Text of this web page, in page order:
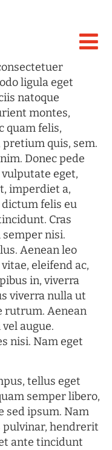
ligula eget
natoque
montes,
quam felis,
quis, sem.
Donec pede
eget,
imperdiet a,
felis eu
Cras
nisi.
Aenean leo
eleifend ac,
in, viverra
viverra nulla ut
rutrum. Aenean
augue.
nisi. Nam eget
tellus eget
semper libero,
sed ipsum. Nam
pulvinar, hendrerit
ante tincidunt